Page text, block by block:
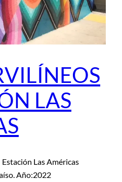
LAS
Las Américas
Año:2022